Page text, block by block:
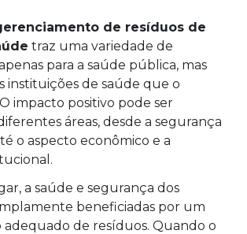
de resíduos de
traz uma variedade de
para a saúde pública, mas
instituições de saúde que o
impacto positivo pode ser
áreas, desde a segurança
o aspecto econômico e a
a saúde e segurança dos
beneficiadas por um
de resíduos. Quando o